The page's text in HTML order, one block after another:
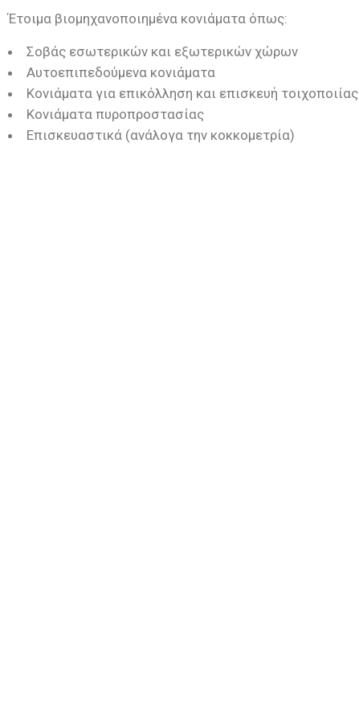
Έτοιμα βιομηχανοποιημένα κονιάματα όπως:
Σοβάς εσωτερικών και εξωτερικών χώρων
Αυτοεπιπεδούμενα κονιάματα
Κονιάματα για επικόλληση και επισκευή τοιχοποιίας
Κονιάματα πυροπροστασίας
Επισκευαστικά (ανάλογα την κοκκομετρία)